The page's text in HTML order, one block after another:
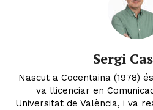
Sergi
Nascut a Cocentaina (1978)
va llicenciar en
Universitat de València, i va